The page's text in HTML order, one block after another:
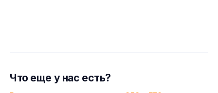
Что еще у нас есть?